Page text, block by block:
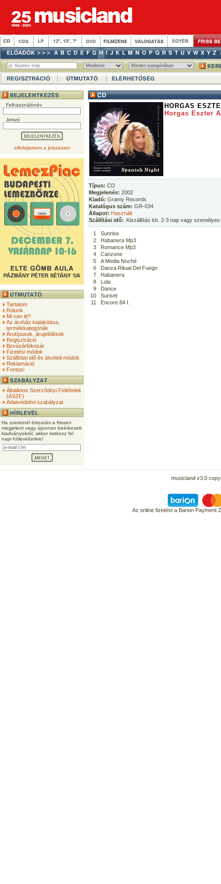
Felhasználónév
Jelszó
elfelejtettem a jelszavam
Tartalom
Rólunk
Mi van itt?
Az áruház kialakítása,
termékkategóriák
Árutípusok, árujelölések
Regisztráció
Bevásárlókosár
Fizetési módok
Szállítási idő és átvételi módok
Reklamáció
Fontos!
Általános Szerződési Feltételek
(ÁSZF)
Adatvédelmi szabályzat
Ha szeretnél értesülni a frissen
megjelent vagy újonnan beérkezett
kiadványokról, akkor iratkozz fel
napi hírlevelünkre!
HORGAS
Horgas Eszter
Típus: CD
Megjelenés: 2002
Kiadó: Gramy Records
Katalógus szám: GR-034
Állapot: Használt
Szállítási idő: Kiszállítás kb. 2-3 nap vagy
1
Sunrise
2
Habanera Mp3
3
Romance Mp3
4
Canzone
5
A Media Noché
6
Danza Ritual Del Fuego
7
Habanera
8
Lola
9
Dance
10
Sunset
11
Encore 84 I.
musicland v3.0
Az online fizetést a Barion Payment